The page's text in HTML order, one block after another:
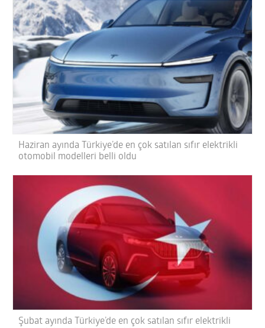
Haziran ayında Türkiye’de en çok satılan sıfır elektrikli
otomobil modelleri belli oldu
Şubat ayında Türkiye’de en çok satılan sıfır elektrikli